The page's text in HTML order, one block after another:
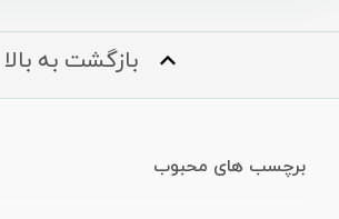
بازگشت به بالا
برچسب های محبوب